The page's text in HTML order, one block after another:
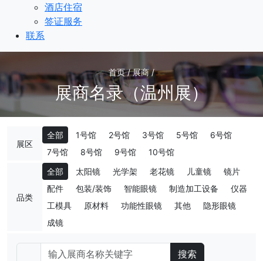
酒店住宿
签证服务
联系
首页 / 展商 /
展商名录（温州展）
展区
全部 1号馆 2号馆 3号馆 5号馆
6号馆
7号馆
8号馆 9号馆 10号馆
品类
全部 太阳镜 光学架 老花镜 儿童镜
镜片
配件
包装/装饰 智能眼镜 制造加工设备
仪器
工模具
原材料 功能性眼镜 其他
隐形眼镜
成镜
搜索